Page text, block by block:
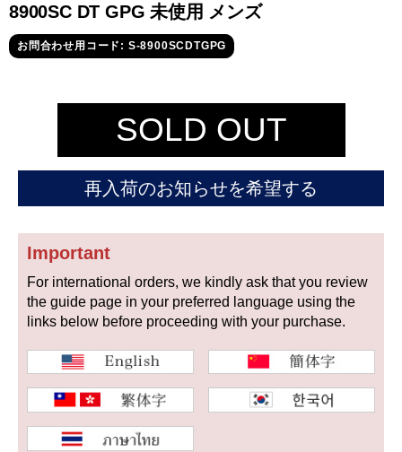
セイコー
オメガ
ヴァシュロン
コンスタンタン
チューダー パネライ
商品の状態から探す
中古品 アンティーク品
WEB限定品
8900SC DT GPG 未使用 メンズ
お問合わせ用コード: S-8900SCDTGPG
SOLD OUT
再入荷のお知らせを希望する
Important
For international orders, we kindly ask that you review
the guide page in your preferred language using the
links below before proceeding with your purchase.